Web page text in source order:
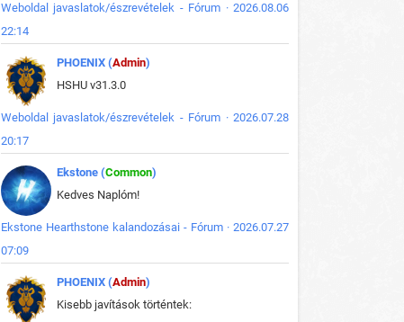
Weboldal javaslatok/észrevételek - Fórum · 2026.08.06
22:14
PHOENIX (Admin)
HSHU v31.3.0
Weboldal javaslatok/észrevételek - Fórum · 2026.07.28
20:17
Ekstone (Common)
Kedves Naplóm!
Ekstone Hearthstone kalandozásai - Fórum · 2026.07.27
07:09
PHOENIX (Admin)
Kisebb javítások történtek: